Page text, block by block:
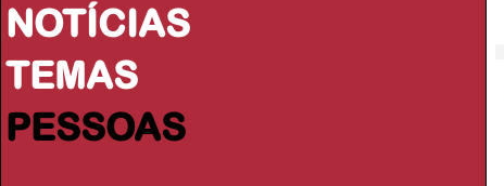
NOTÍCIAS
TEMAS
PESSOAS